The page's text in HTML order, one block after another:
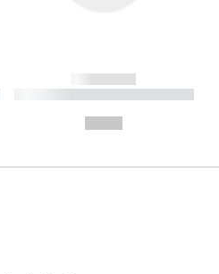
------------
----------- ----------- ----------